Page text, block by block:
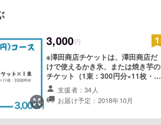
3,000円
※澤田商店チケットは、澤田商店だ
けで使えるかき氷、または焼き芋の
チケット（1束：300円分×11枚・
3300円分）です。
支援者：34人
お届け予定：2018年10月